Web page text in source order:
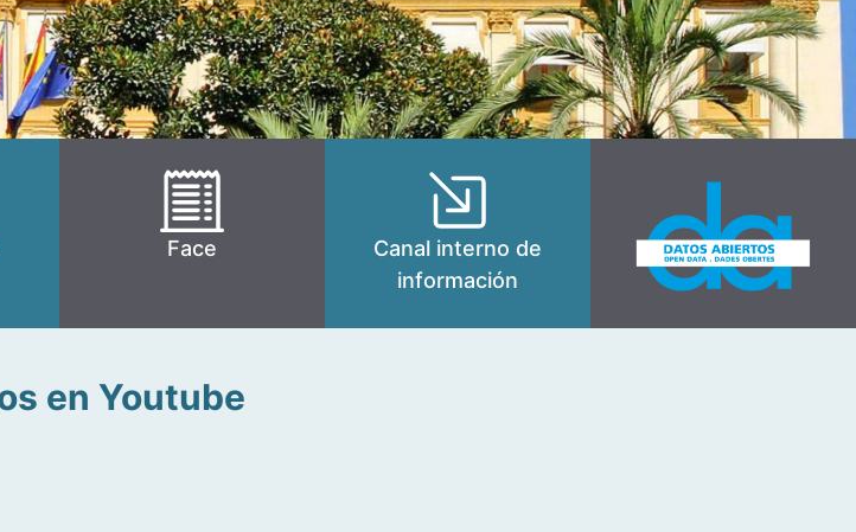
Face
Canal interno de
información
en Youtube